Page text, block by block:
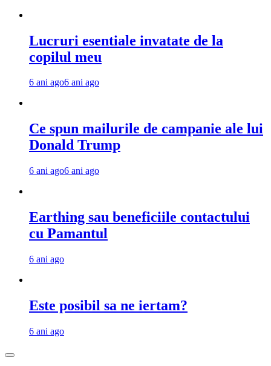
Lucruri esentiale invatate de la
copilul meu
6 ani ago6 ani ago
Ce spun mailurile de campanie ale lui
Donald Trump
6 ani ago6 ani ago
Earthing sau beneficiile contactului
cu Pamantul
6 ani ago
Este posibil sa ne iertam?
6 ani ago